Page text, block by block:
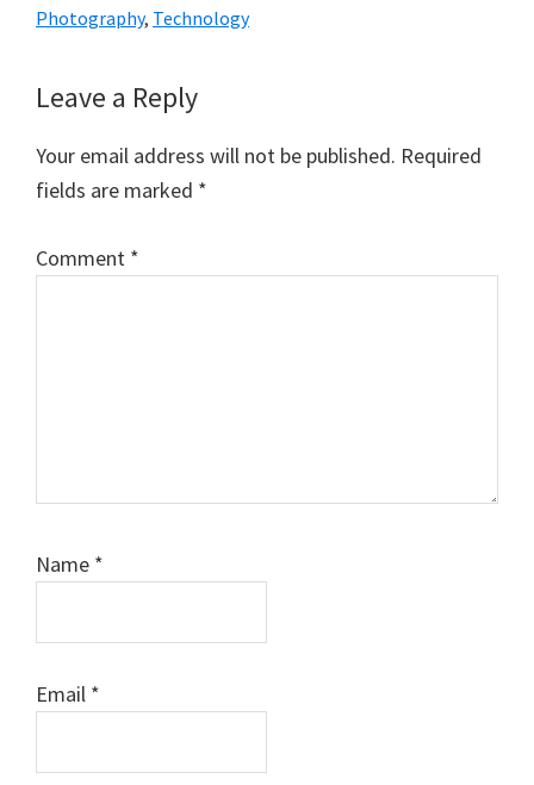
Photography, Technology
Reader
Interactions
Leave a Reply
Your email address will not be published. Required
fields are marked *
Comment *
Name *
Email *